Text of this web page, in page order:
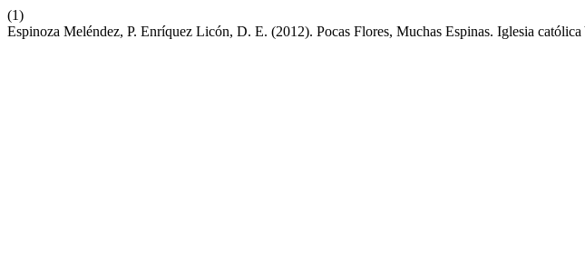
(1)
Espinoza Meléndez, P. Enríquez Licón, D. E. (2012). Pocas Flores, Muchas Espinas. Iglesia